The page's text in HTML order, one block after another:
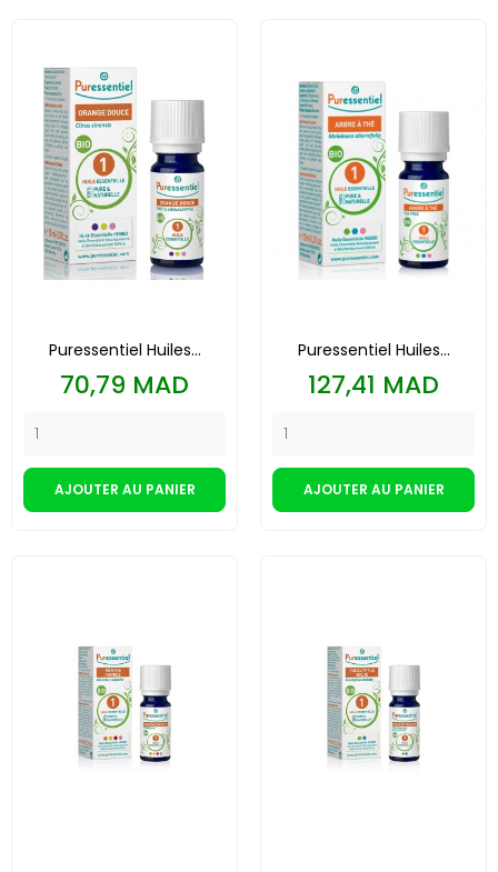
Puressentiel Huiles...
Prix
70,79 MAD
AJOUTER AU PANIER
Puressentiel Huiles...
Prix
127,41 MAD
AJOUTER AU PANIER